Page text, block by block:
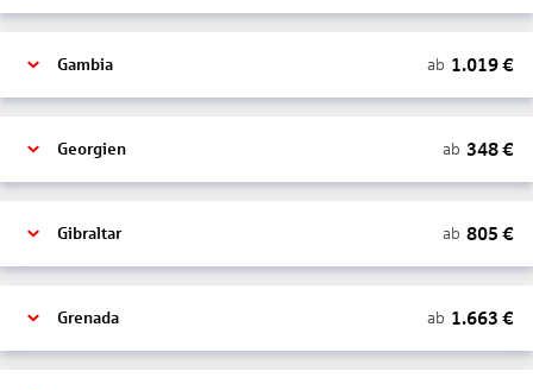
Gambia ab 1.019€
Georgien ab 348€
Gibraltar ab 805 €
Grenada ab 1.663 €